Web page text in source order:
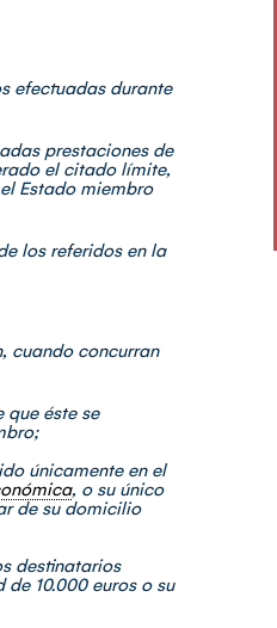
efectuadas durante
prestaciones de
el citado límite,
Estado miembro
los referidos en la
cuando concurran
éste se
únicamente en el
, o su único
de su domicilio
destinatarios
10.000 euros o su